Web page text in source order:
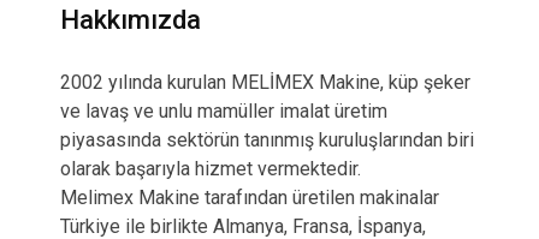
Hakkımızda
2002 yılında kurulan MELİMEX Makine, küp şeker
ve lavaş ve unlu mamüller imalat üretim
piyasasında sektörün tanınmış kuruluşlarından biri
olarak başarıyla hizmet vermektedir.
Melimex Makine tarafından üretilen makinalar
Türkiye ile birlikte Almanya, Fransa, İspanya,